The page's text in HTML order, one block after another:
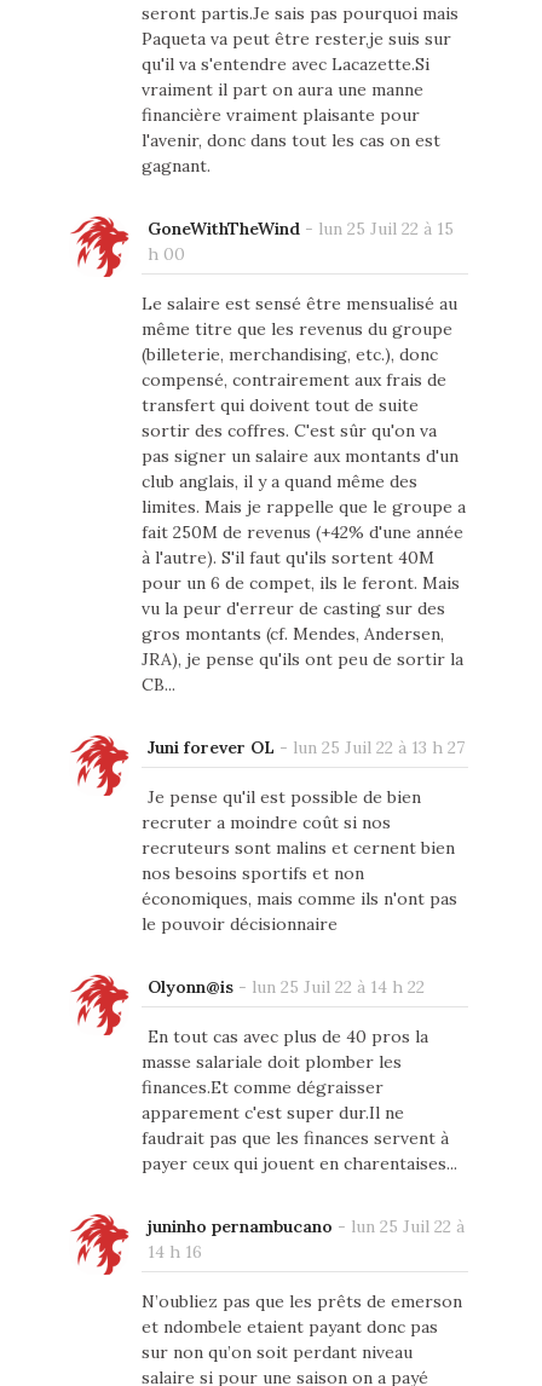
seront partis.Je sais pas pourquoi mais
Paqueta va peut être rester,je suis sur
qu'il va s'entendre avec Lacazette.Si
vraiment il part on aura une manne
financière vraiment plaisante pour
l'avenir, donc dans tout les cas on est
gagnant.
GoneWithTheWind - lun 25 Juil 22 à 15
h 00
Le salaire est sensé être mensualisé au
même titre que les revenus du groupe
(billeterie, merchandising, etc.), donc
compensé, contrairement aux frais de
transfert qui doivent tout de suite
sortir des coffres. C'est sûr qu'on va
pas signer un salaire aux montants d'un
club anglais, il y a quand même des
limites. Mais je rappelle que le groupe a
fait 250M de revenus (+42% d'une année
à l'autre). S'il faut qu'ils sortent 40M
pour un 6 de compet, ils le feront. Mais
vu la peur d'erreur de casting sur des
gros montants (cf. Mendes, Andersen,
JRA), je pense qu'ils ont peu de sortir la
CB...
Juni forever OL - lun 25 Juil 22 à 13 h 27
Je pense qu'il est possible de bien
recruter a moindre coût si nos
recruteurs sont malins et cernent bien
nos besoins sportifs et non
économiques, mais comme ils n'ont pas
le pouvoir décisionnaire
Olyonn@is- lun 25 Juil 22 à 14 h 22
En tout cas avec plus de 40 pros la
masse salariale doit plomber les
finances.Et comme dégraisser
apparement c'est super dur.Il ne
faudrait pas que les finances servent à
payer ceux qui jouent en charentaises...
juninho pernambucano - lun 25 Juil 22 à
14 h 16
N’oubliez pas que les prêts de emerson
et ndombele etaient payant donc pas
sur non qu’on soit perdant niveau
salaire si pour une saison on a payé